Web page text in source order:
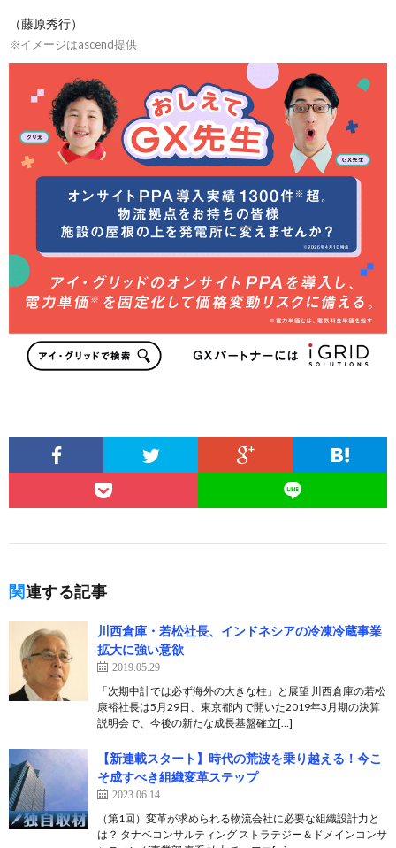
（藤原秀行）
※イメージはascend提供
関連する記事
川西倉庫・若松社長、インドネシアの冷凍冷蔵事業
拡大に強い意欲
2019.05.29
「次期中計では必ず海外の大きな柱」と展望 川西倉庫の若松
康裕社長は5月29日、東京都内で開いた2019年3月期の決算
説明会で、今後の新たな成長基盤確立[…]
【新連載スタート】時代の荒波を乗り越える！今こ
そ成すべき組織変革ステップ
2023.06.14
（第1回）変革が求められる物流会社に必要な組織設計力と
は？ タナベコンサルティング ストラテジー＆ドメインコンサ